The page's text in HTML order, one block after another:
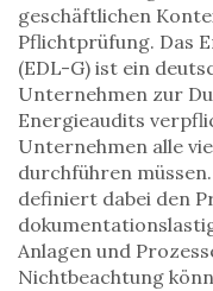
geschäftlichen
Pflichtprüfung. Das
(EDL-G) ist ein
Unternehmen zur
Energieaudits
Unternehmen alle
durchführen
definiert dabei den
Anlagen und
Nichtbeachtung